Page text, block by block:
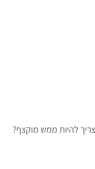
להיות ממש מוקצף?